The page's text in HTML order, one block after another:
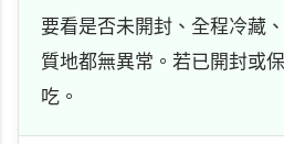
要看是否未開封、全程冷藏
質地都無異常。若已開封或
吃。